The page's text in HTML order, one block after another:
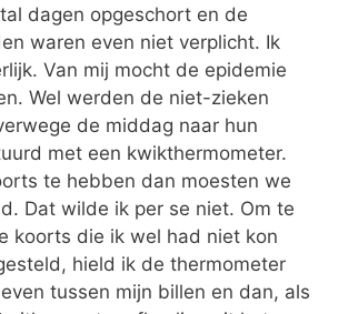
dagen opgeschort en de
waren even niet verplicht. Ik
Van mij mocht de epidemie
Wel werden de niet-zieken
de middag naar hun
met een kwikthermometer.
te hebben dan moesten we
Dat wilde ik per se niet. Om te
koorts die ik wel had niet kon
hield ik de thermometer
tussen mijn billen en dan, als